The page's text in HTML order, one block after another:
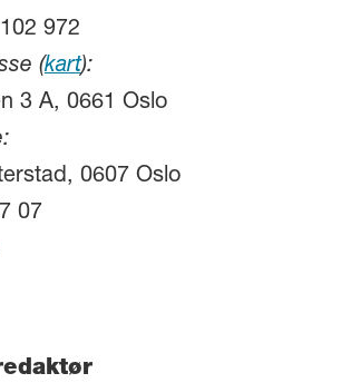
972
(kart):
3 A, 0661 Oslo
0607 Oslo
07